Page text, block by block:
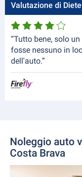
Valutazione di
“Tutto bene, solo
fosse nessuno in
dell'auto.”
Noleggio auto
Costa Brava